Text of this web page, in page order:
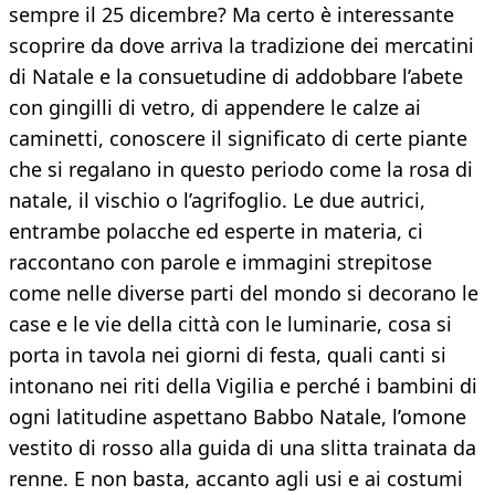
sempre il 25 dicembre? Ma certo è interessante
scoprire da dove arriva la tradizione dei mercatini
di Natale e la consuetudine di addobbare l’abete
con gingilli di vetro, di appendere le calze ai
caminetti, conoscere il significato di certe piante
che si regalano in questo periodo come la rosa di
natale, il vischio o l’agrifoglio. Le due autrici,
entrambe polacche ed esperte in materia, ci
raccontano con parole e immagini strepitose
come nelle diverse parti del mondo si decorano le
case e le vie della città con le luminarie, cosa si
porta in tavola nei giorni di festa, quali canti si
intonano nei riti della Vigilia e perché i bambini di
ogni latitudine aspettano Babbo Natale, l’omone
vestito di rosso alla guida di una slitta trainata da
renne. E non basta, accanto agli usi e ai costumi